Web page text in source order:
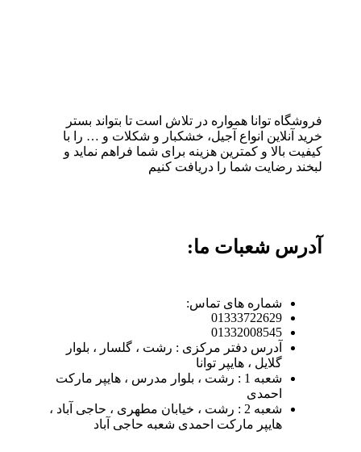
فروشگاه توانا همواره در تلاش است تا بتواند بستر
خرید آنلاین انواع آجیل، خشکبار و شکلات و … را با
کیفیت بالا و کمترین هزینه برای شما فراهم نماید و
لبخند رضایت شما را دریافت کنیم
آدرس شعبات ما:
شماره های تماس:
01333722629
01332008545
آدرس دفتر مرکزی : رشت ، گلسار ، بلوار
گلایل ، هایپر توانا
شعبه 1 : رشت ، بلوار مدرس ، هایپر مارکت
احمدی
شعبه 2 : رشت ، خیابان مطهری ، حاجی آباد ،
هایپر مارکت احمدی شعبه حاجی آباد